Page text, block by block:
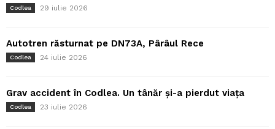
Codlea 29 iulie 2026
Autotren răsturnat pe DN73A, Pârâul Rece
Codlea 24 iulie 2026
Grav accident în Codlea. Un tânăr și-a pierdut viața
Codlea 23 iulie 2026